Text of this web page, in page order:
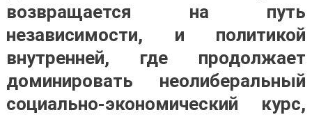
возвращается на путь
независимости, и политикой
внутренней, где продолжает
доминировать неолиберальный
социально-экономический курс,